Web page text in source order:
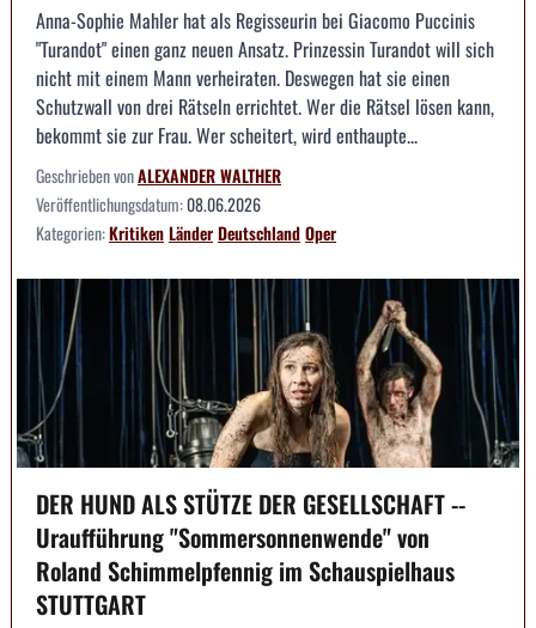
Anna-Sophie Mahler hat als Regisseurin bei Giacomo Puccinis
"Turandot" einen ganz neuen Ansatz. Prinzessin Turandot will sich
nicht mit einem Mann verheiraten. Deswegen hat sie einen
Schutzwall von drei Rätseln errichtet. Wer die Rätsel lösen kann,
bekommt sie zur Frau. Wer scheitert, wird enthaupte...
Geschrieben vonALEXANDER WALTHER
Veröffentlichungsdatum:08.06.2026
Kategorien:KritikenLänderDeutschlandOper
DER HUND ALS STÜTZE DER GESELLSCHAFT --
Uraufführung "Sommersonnenwende" von
Roland Schimmelpfennig im Schauspielhaus
STUTTGART